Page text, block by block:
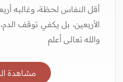
أقل النفاس لحظة، وغالبه
الأربعين، بل يكفي توقف
والله تعالى أعلم
مشاهدة